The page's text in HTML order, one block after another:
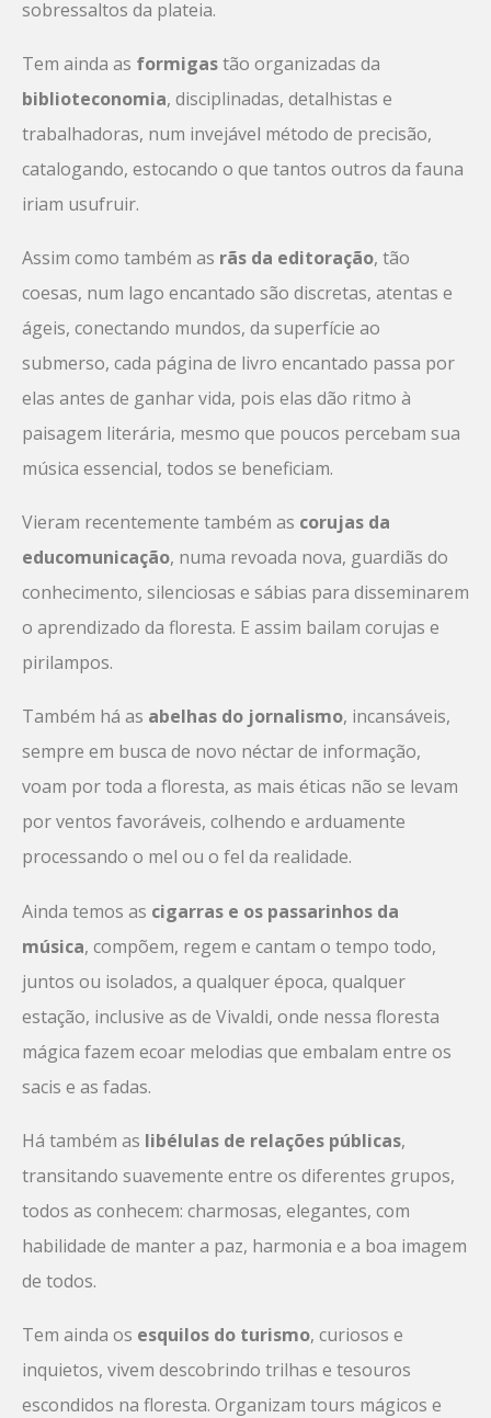
sobressaltos da plateia.
Tem ainda as formigastão organizadas da
biblioteconomia, disciplinadas, detalhistas e
trabalhadoras, num invejável método de precisão,
catalogando, estocando o que tantos outros da fauna
iriam usufruir.
Assim como também as rãs da editoração, tão
coesas, num lago encantado são discretas, atentas e
ágeis, conectando mundos, da superfície ao
submerso, cada página de livro encantado passa por
elas antes de ganhar vida, pois elas dão ritmo à
paisagem literária, mesmo que poucos percebam sua
música essencial, todos se beneficiam.
Vieram recentemente também as corujas da
educomunicação, numa revoada nova, guardiãs do
conhecimento, silenciosas e sábias para disseminarem
o aprendizado da floresta. E assim bailam corujas e
pirilampos.
Também há as abelhas do jornalismo, incansáveis,
sempre em busca de novo néctar de informação,
voam por toda a floresta, as mais éticas não se levam
por ventos favoráveis, colhendo e arduamente
processando o mel ou o fel da realidade.
Ainda temos as cigarras e os passarinhos da
música, compõem, regem e cantam o tempo todo,
juntos ou isolados, a qualquer época, qualquer
estação, inclusive as de Vivaldi, onde nessa floresta
mágica fazem ecoar melodias que embalam entre os
sacis e as fadas.
Há também as libélulas de relações públicas,
transitando suavemente entre os diferentes grupos,
todos as conhecem: charmosas, elegantes, com
habilidade de manter a paz, harmonia e a boa imagem
de todos.
Tem ainda os esquilos do turismo, curiosos e
inquietos, vivem descobrindo trilhas e tesouros
escondidos na floresta. Organizam tours mágicos e